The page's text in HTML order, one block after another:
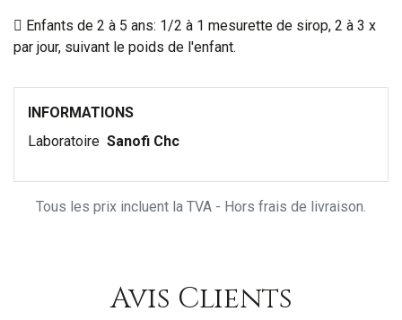
 Enfants de 2 à 5 ans: 1/2 à 1 mesurette de sirop, 2 à 3 x
par jour, suivant le poids de l'enfant.
INFORMATIONS
Laboratoire Sanofi Chc
Tous les prix incluent la TVA - Hors frais de livraison.
Avis Clients